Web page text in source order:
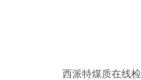
西派特煤质在线